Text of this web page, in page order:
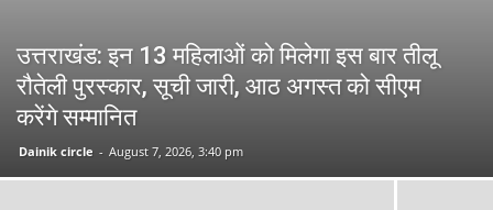
उत्तराखंड: इन 13 महिलाओं को मिलेगा इस बार तीलू
रौतेली पुरस्कार, सूची जारी, आठ अगस्त को सीएम
करेंगे सम्मानित
Dainik circle - August 7, 2026, 3:40 pm